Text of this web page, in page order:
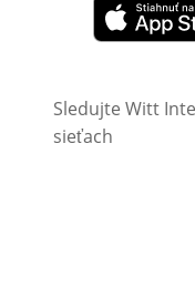
Otvorí sa
Sledujte Witt
sieťach